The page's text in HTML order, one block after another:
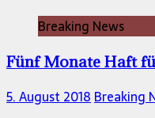
Breaking News
Fünf Monate Haft
5. August 2018 Breaking